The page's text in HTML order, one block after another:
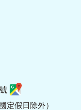
定假日除外）